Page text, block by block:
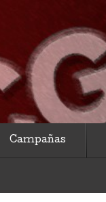
Campañas